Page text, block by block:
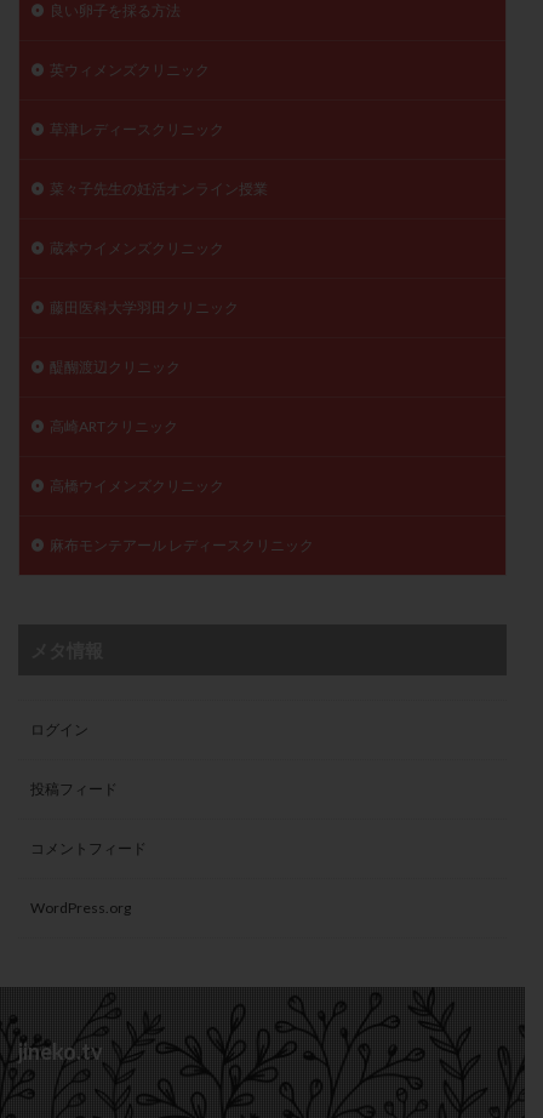
良い卵子を採る方法
英ウィメンズクリニック
草津レディースクリニック
菜々子先生の妊活オンライン授業
蔵本ウイメンズクリニック
藤田医科大学羽田クリニック
醍醐渡辺クリニック
高崎ARTクリニック
高橋ウイメンズクリニック
麻布モンテアール レディースクリニック
ログイン
投稿フィード
コメントフィード
WordPress.org
jineko.tv